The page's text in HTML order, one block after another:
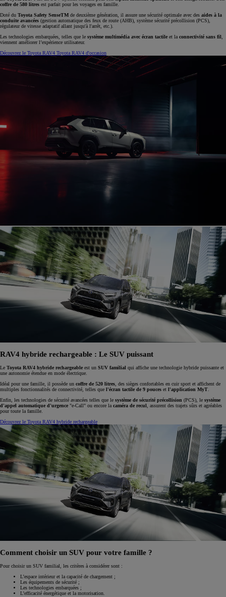
coffre de 580 litres est parfait pour les voyages en famille.
Doté du Toyota Safety SenseTM de deuxième génération, il assure une sécurité optimale avec des aides à la
conduite avancées (gestion automatique des feux de route (AHB), système sécurité précollision (PCS),
régulateur de vitesse adaptatif allant jusqu'à l'arrêt, etc.).
Les technologies embarquées, telles que le système multimédia avec écran tactile et la connectivité sans fil,
viennent améliorer l’expérience utilisateur.
Découvrez le Toyota RAV4 Toyota RAV4 d'occasion
RAV4 hybride rechargeable : Le SUV puissant
Le Toyota RAV4 hybride rechargeable est un SUV familial qui affiche une technologie hybride puissante et
une autonomie étendue en mode électrique.
Idéal pour une famille, il possède un coffre de 520 litres, des sièges confortables en cuir sport et affichent de
multiples fonctionnalités de connectivité, telles que l'écran tactile de 9 pouces et l'application MyT.
Enfin, les technologies de sécurité avancées telles que le système de sécurité précollision (PCS), le système
d'appel automatique d'urgence "e-Call" ou encore la caméra de recul, assurent des trajets sûrs et agréables
pour toute la famille.
Découvrez le Toyota RAV4 hybride rechargeable
Comment choisir un SUV pour votre famille ?
Pour choisir un SUV familial, les critères à considérer sont :
L’espace intérieur et la capacité de chargement ;
Les équipements de sécurité ;
Les technologies embarquées ;
L’efficacité énergétique et la motorisation.